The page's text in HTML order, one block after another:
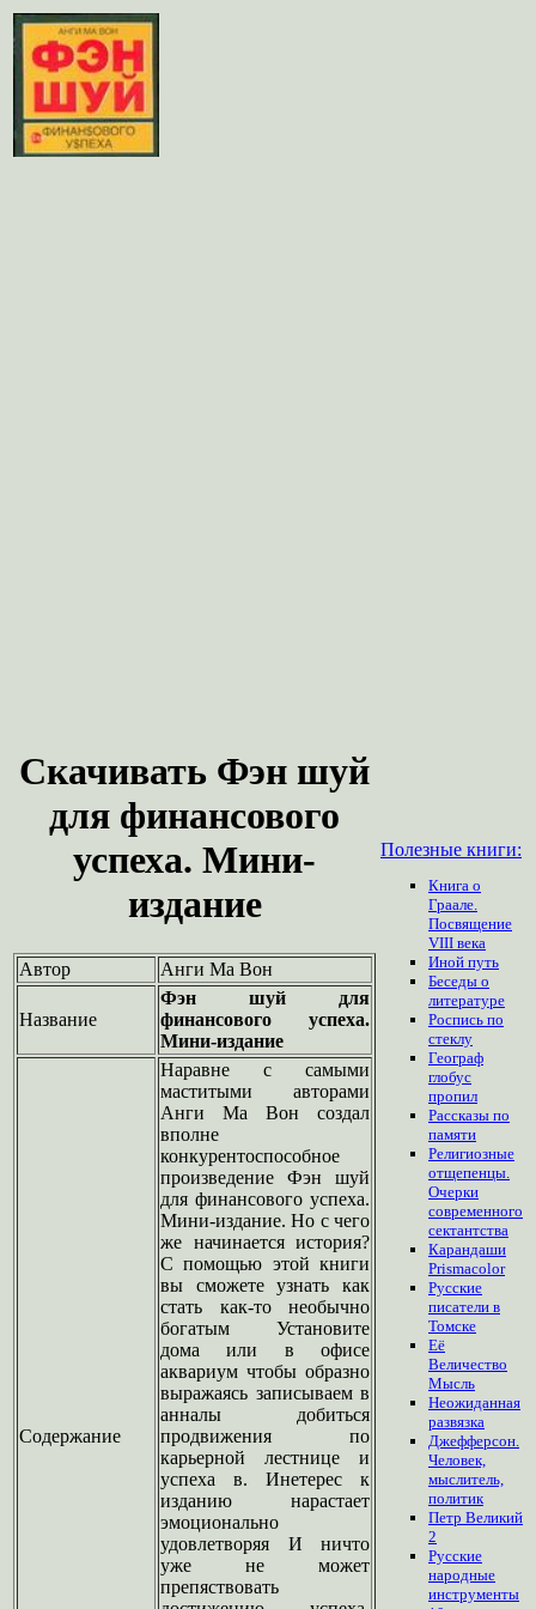
Скачивать Фэн шуй
для финансового
успеха. Мини-
издание
Автор Анги Ма Вон
Название
Фэн шуй для
финансового успеха.
Мини-издание
Содержание
Наравне с самыми
маститыми авторами
Анги Ма Вон создал
вполне
конкурентоспособное
произведение Фэн шуй
для финансового успеха.
Мини-издание. Но с чего
же начинается история?
С помощью этой книги
вы сможете узнать как
стать как-то необычно
богатым Установите
дома или в офисе
аквариум чтобы образно
выражаясь записываем в
анналы добиться
продвижения по
карьерной лестнице и
успеха в. Инетерес к
изданию нарастает
эмоционально
удовлетворяя И ничто
уже не может
препяствовать
Полезные книги:
Книга о
Граале.
Посвящение
VIII века
Иной путь
Беседы о
литературе
Роспись по
стеклу
Географ
глобус
пропил
Рассказы по
памяти
Религиозные
отщепенцы.
Очерки
современного
сектантства
Карандаши
Prismacolor
Русские
писатели в
Томске
Её
Величество
Мысль
Неожиданная
развязка
Джефферсон.
Человек,
мыслитель,
политик
Петр Великий
2
Русские
народные
инструменты